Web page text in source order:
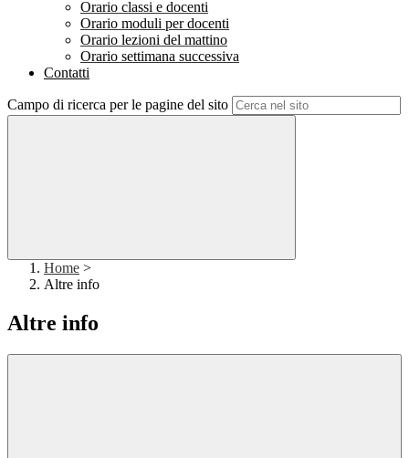
Orario classi e docenti
Orario moduli per docenti
Orario lezioni del mattino
Orario settimana successiva
Contatti
Campo di ricerca per le pagine del sito
Home >
Altre info
Altre info